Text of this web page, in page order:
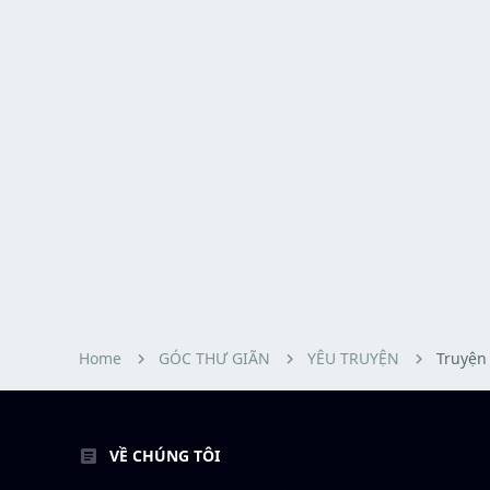
Home GÓC THƯ GIÃN YÊU TRUYỆN
VỀ CHÚNG TÔI